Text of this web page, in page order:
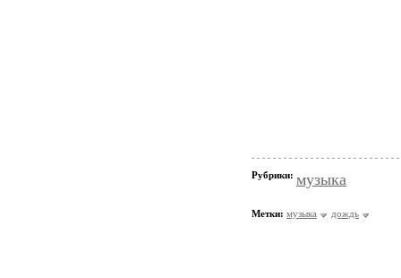
Рубрики: музыка
Метки: музыка дождь